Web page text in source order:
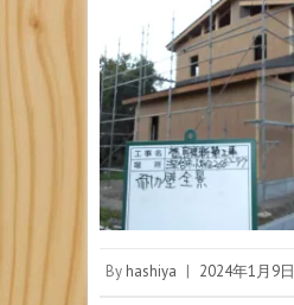
By hashiya | 2024年1月9日